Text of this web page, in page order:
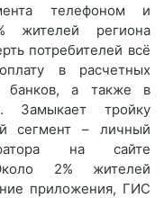
телефоном и
жителей региона
потребителей всё
в расчетных
банков, а также в
Замыкает тройку
сегмент – личный
на сайте
2% жителей
приложения, ГИС